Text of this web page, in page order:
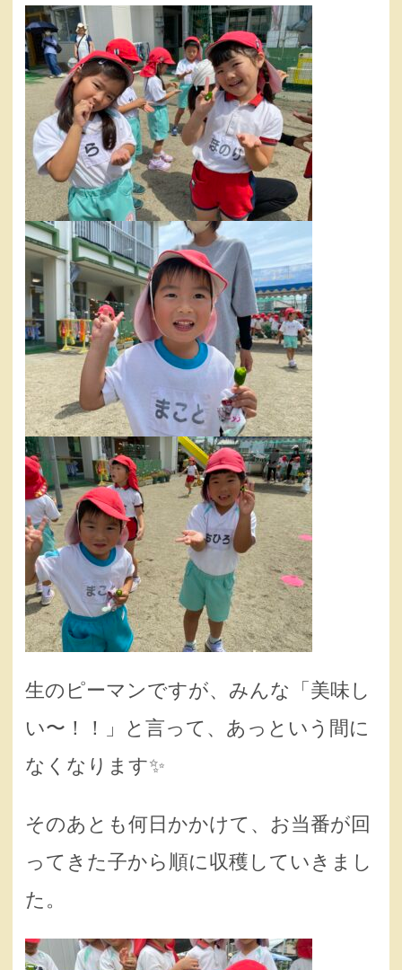
生のピーマンですが、みんな「美味し
い〜！！」と言って、あっという間に
なくなります✨️
そのあとも何日かかけて、お当番が回
ってきた子から順に収穫していきまし
た。